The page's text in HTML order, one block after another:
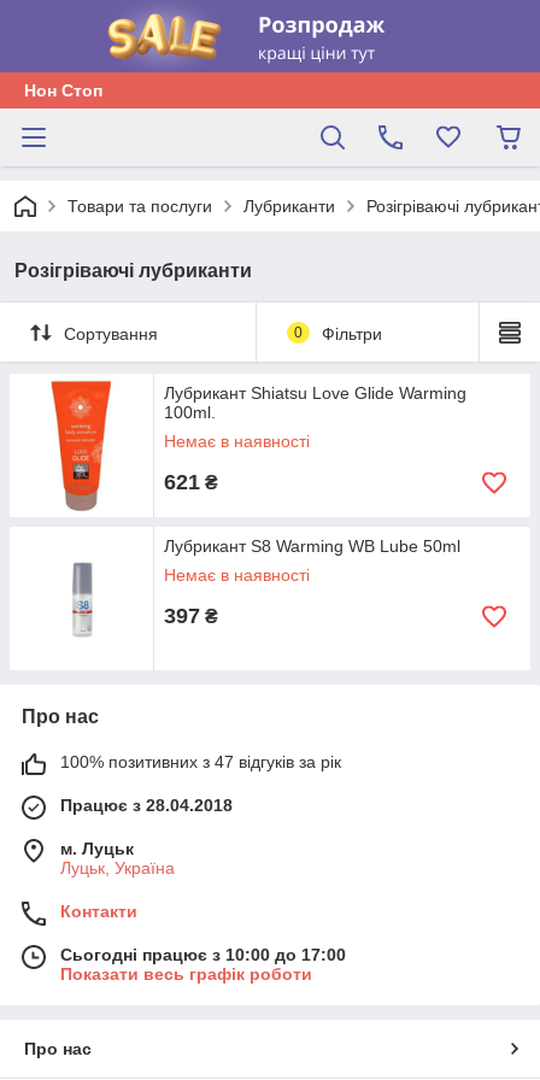
Нон Стоп
Товари та послуги Лубриканти Розігріваючі
Розігріваючі лубриканти
Сортування 0 Фільтри
Лубрикант Shiatsu Love Glide Warming
100ml.
Немає в наявності
621 ₴
Лубрикант S8 Warming WB Lube 50ml
Немає в наявності
397 ₴
Про нас
100% позитивних з 47 відгуків за рік
Працює з 28.04.2018
м. Луцьк
Луцьк, Україна
Контакти
Сьогодні працює з 10:00 до 17:00
Показати весь графік роботи
Про нас